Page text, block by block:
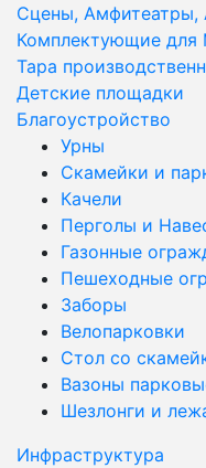
Сцены, Амфитеатры,
Комплектующие
Тара
Детские площадки
Благоустройство
Урны
Скамейки и
Качели
Перголы и
Газонные
Пешеходные
Заборы
Велопарковки
Стол со
Вазоны
Шезлонги и
Инфраструктура